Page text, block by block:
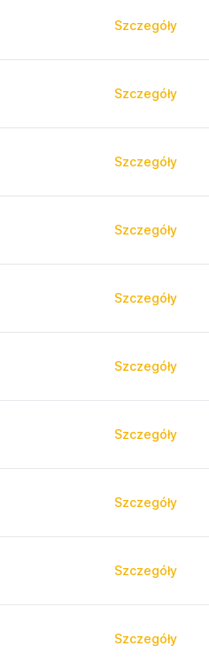
Szczegóły
Szczegóły
Szczegóły
Szczegóły
Szczegóły
Szczegóły
Szczegóły
Szczegóły
Szczegóły
Szczegóły